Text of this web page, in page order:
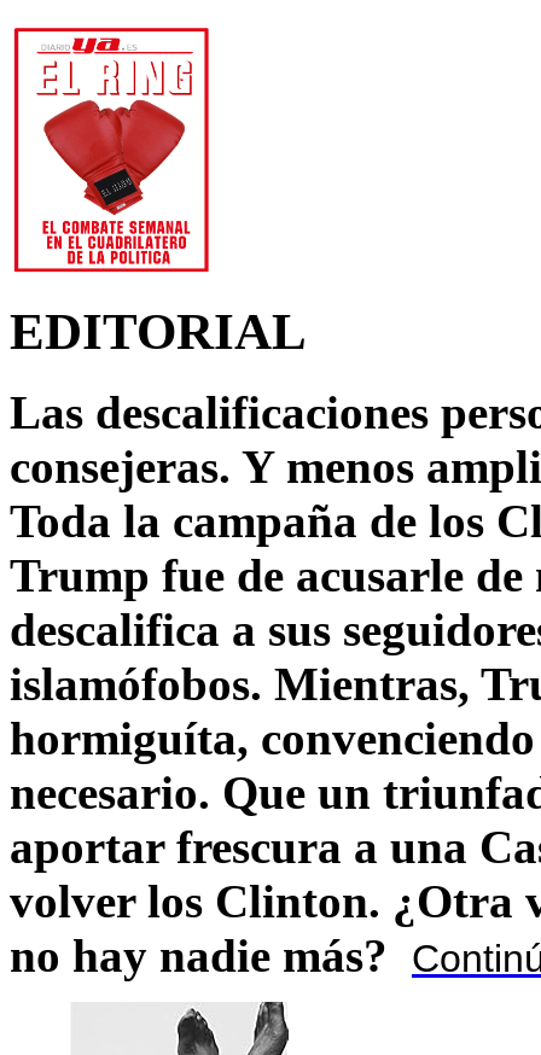
EDITORIAL
Las descalificaciones
consejeras. Y menos
Toda la campaña de los
Trump fue de acusarle
descalifica a sus
islamófobos. Mientras,
hormiguíta,
necesario. Que un
aportar frescura a una
volver los Clinton. ¿Otra
no hay nadie más?